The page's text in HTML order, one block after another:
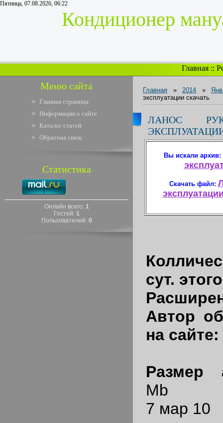
Пятница, 07.08.2026, 06:22
Кондиционер
Главная::
Меню сайта
Главная страница
Информация о сайте
Каталог статей
Обратная связь
Статистика
Онлайн всего: 1
Гостей: 1
Пользователей: 0
Главная »2014 »
эксплуатации скачать
ЛАНОС
Вы искали архив:
Скачать файл:
сут.
Автор
на сайте:
Размер
Mb
7 мар 10